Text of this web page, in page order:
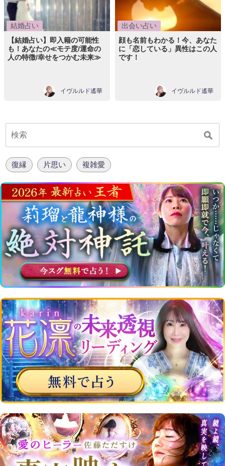
結婚占い
【結婚占い】即入籍の可能性
も！あなたの≪モテ度/運命の
人の特徴/幸せをつかむ未来≫
イヴルルド遙華
出会い占い
顔も名前もわかる！今、あなた
に「恋している」異性はこの人
です！
イヴルルド遙華
復縁 片思い 複雑愛